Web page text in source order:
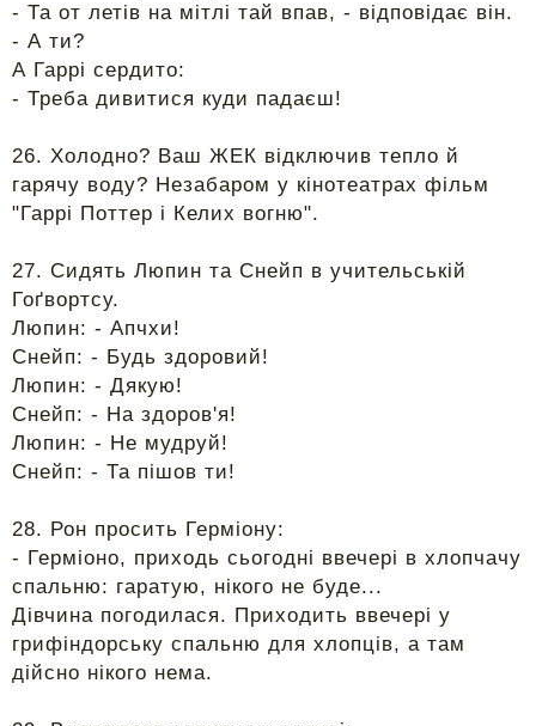
- Та от летів на мітлі тай впав, - відповідає він.
- А ти?
А Гаррі сердито:
- Треба дивитися куди падаєш!
26. Холодно? Ваш ЖЕК відключив тепло й
гарячу воду? Незабаром у кінотеатрах фільм
"Гаррі Поттер і Келих вогню".
27. Сидять Люпин та Снейп в учительській
Гоґвортсу.
Люпин: - Апчхи!
Снейп: - Будь здоровий!
Люпин: - Дякую!
Снейп: - На здоров'я!
Люпин: - Не мудруй!
Снейп: - Та пішов ти!
28. Рон просить Герміону:
- Герміоно, приходь сьогодні ввечері в хлопчачу
спальню: гаратую, нікого не буде...
Дівчина погодилася. Приходить ввечері у
грифіндорську спальню для хлопців, а там
дійсно нікого нема.